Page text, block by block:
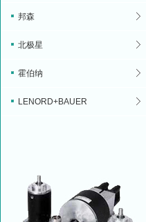
邦森
北极星
霍伯纳
LENORD+BAUER